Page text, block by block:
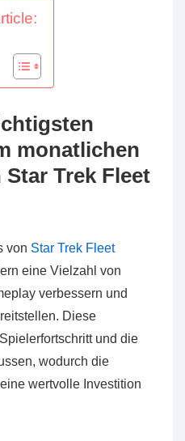
monatlichen
Trek Fleet
von Star Trek Fleet
eine Vielzahl von
verbessern und
Diese
und die
wodurch die
wertvolle Investition